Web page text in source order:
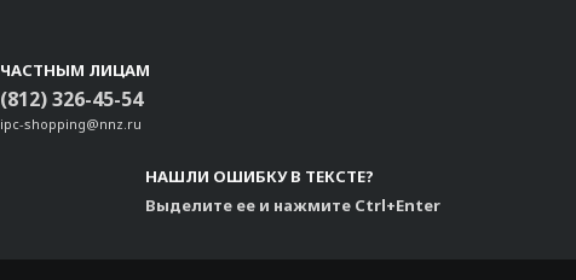
ЧАСТНЫМ ЛИЦАМ
(812) 326-45-54
ipc-shopping@nnz.ru
НАШЛИ ОШИБКУ В ТЕКСТЕ?
Выделите ее и нажмите Ctrl+Enter